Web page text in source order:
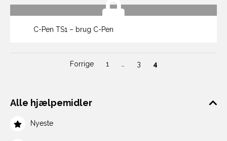
C-Pen TS1 – brug C-Pen
Forrige 1 3 4
Alle hjælpemidler
Nyeste